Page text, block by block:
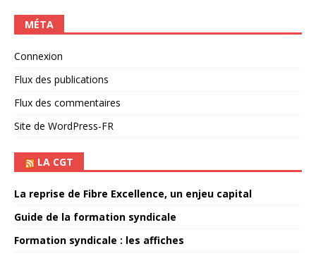
MÉTA
Connexion
Flux des publications
Flux des commentaires
Site de WordPress-FR
LA CGT
La reprise de Fibre Excellence, un enjeu capital
Guide de la formation syndicale
Formation syndicale : les affiches